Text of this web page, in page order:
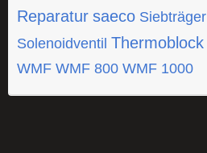
Reparatur saeco Siebträger
Solenoidventil Thermoblock
WMF WMF 800 WMF 1000